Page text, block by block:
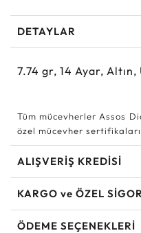
DETAYLAR
7.74 gr, 14 Ayar, Altın,
Tüm mücevherler Assos
özel mücevher
ALIŞVERİŞ KREDİSİ
KARGO ve ÖZEL
ÖDEME SEÇENEKLERİ